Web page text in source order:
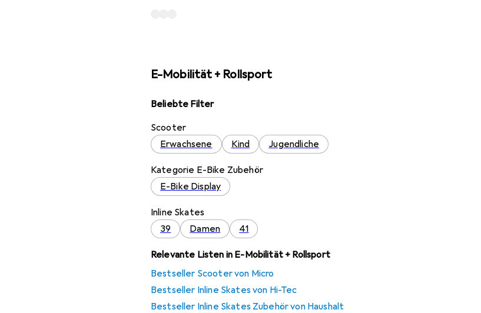
E-Mobilität + Rollsport
Beliebte Filter
Scooter
Erwachsene
Kind Jugendliche
Kategorie E-Bike Zubehör
E-Bike Display
Inline Skates
39
Damen 41
Relevante Listen in E-Mobilität + Rollsport
Bestseller Scooter von Micro
Bestseller Inline Skates von Hi-Tec
Bestseller Inline Skates Zubehör von Haushalt